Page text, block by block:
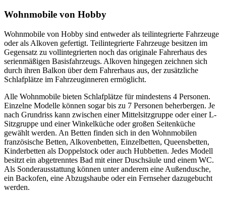
Wohnmobile von Hobby
Wohnmobile von Hobby sind entweder als teilintegrierte Fahrzeuge
oder als Alkoven gefertigt. Teilintegrierte Fahrzeuge besitzen im
Gegensatz zu vollintegrierten noch das originale Fahrerhaus des
serienmäßigen Basisfahrzeugs. Alkoven hingegen zeichnen sich
durch ihren Balkon über dem Fahrerhaus aus, der zusätzliche
Schlafplätze im Fahrzeuginneren ermöglicht.
Alle Wohnmobile bieten Schlafplätze für mindestens 4 Personen.
Einzelne Modelle können sogar bis zu 7 Personen beherbergen. Je
nach Grundriss kann zwischen einer Mittelsitzgruppe oder einer L-
Sitzgruppe und einer Winkelküche oder großen Seitenküche
gewählt werden. An Betten finden sich in den Wohnmobilen
französische Betten, Alkovenbetten, Einzelbetten, Queensbetten,
Kinderbetten als Doppelstock oder auch Hubbetten. Jedes Modell
besitzt ein abgetrenntes Bad mit einer Duschsäule und einem WC.
Als Sonderausstattung können unter anderem eine Außendusche,
ein Backofen, eine Abzugshaube oder ein Fernseher dazugebucht
werden.